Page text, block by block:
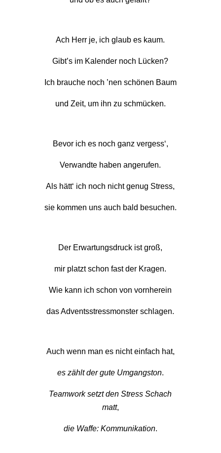
Ach Herr je, ich glaub es kaum.
Gibt’s im Kalender noch Lücken?
Ich brauche noch ’nen schönen Baum
und Zeit, um ihn zu schmücken.
Bevor ich es noch ganz vergess‘,
Verwandte haben angerufen.
Als hätt‘ ich noch nicht genug Stress,
sie kommen uns auch bald besuchen.
Der Erwartungsdruck ist groß,
mir platzt schon fast der Kragen.
Wie kann ich schon von vornherein
das Adventsstressmonster schlagen.
Auch wenn man es nicht einfach hat,
es zählt der gute Umgangston.
Teamwork setzt den Stress Schach
matt,
die Waffe: Kommunikation.